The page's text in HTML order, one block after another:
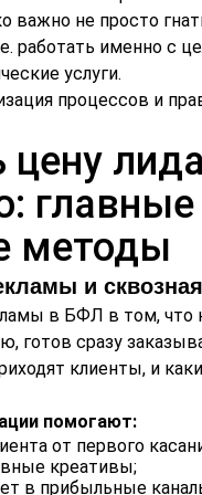
важно не просто
работать именно с
услуги.
процессов и
цену
главные
методы
и
в БФЛ в том, что
готов сразу
клиенты, и
помогают:
от первого
креативы;
в прибыльные